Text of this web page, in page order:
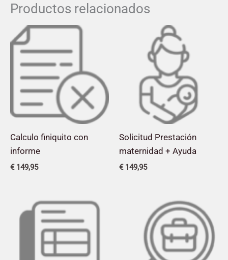
Productos relacionados
Calculo finiquito con
informe
€149,95
Solicitud Prestación
maternidad + Ayuda
€149,95